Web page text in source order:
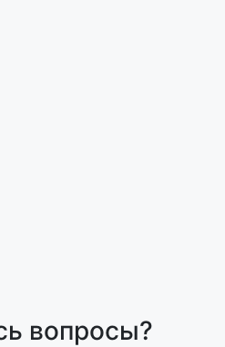
вопросы?